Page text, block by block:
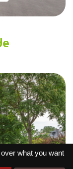
what you want